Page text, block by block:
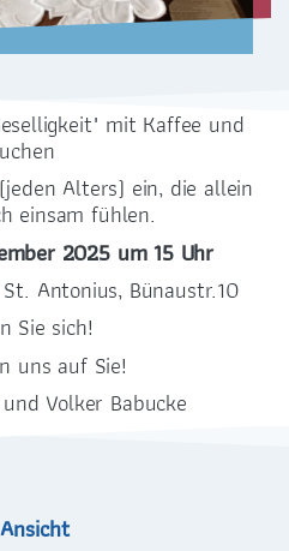
bddmei.de
Plauen
mit Kaffee und
Alters) ein, die allein
einsam fühlen.
2025 um 15 Uhr
Antonius, Bünaustr.10
Sie sich!
uns auf Sie!
Volker Babucke